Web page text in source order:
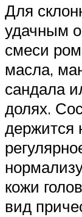
Для
удачным
смеси
масла,
сандала
долях.
держится
кожи
вид